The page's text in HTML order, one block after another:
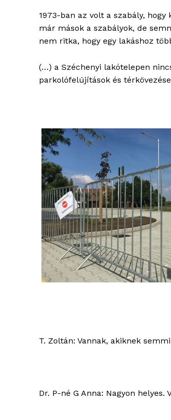
1973-ban az volt a szabály,
már mások a szabályok, de
nem ritka, hogy egy lakáshoz
(…) a Széchenyi lakótelepen
parkolófelújítások és
T. Zoltán: Vannak, akiknek
Dr. P-né G Anna: Nagyon